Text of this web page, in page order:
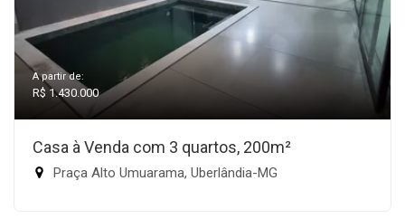
A partir de:
R$ 1.430.000
Casa à Venda com 3 quartos, 200m²
Praça Alto Umuarama, Uberlândia-MG